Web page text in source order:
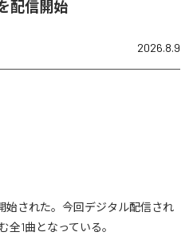
配信開始
2026.8.9
始された。今回デジタル配信され
全1曲となっている。